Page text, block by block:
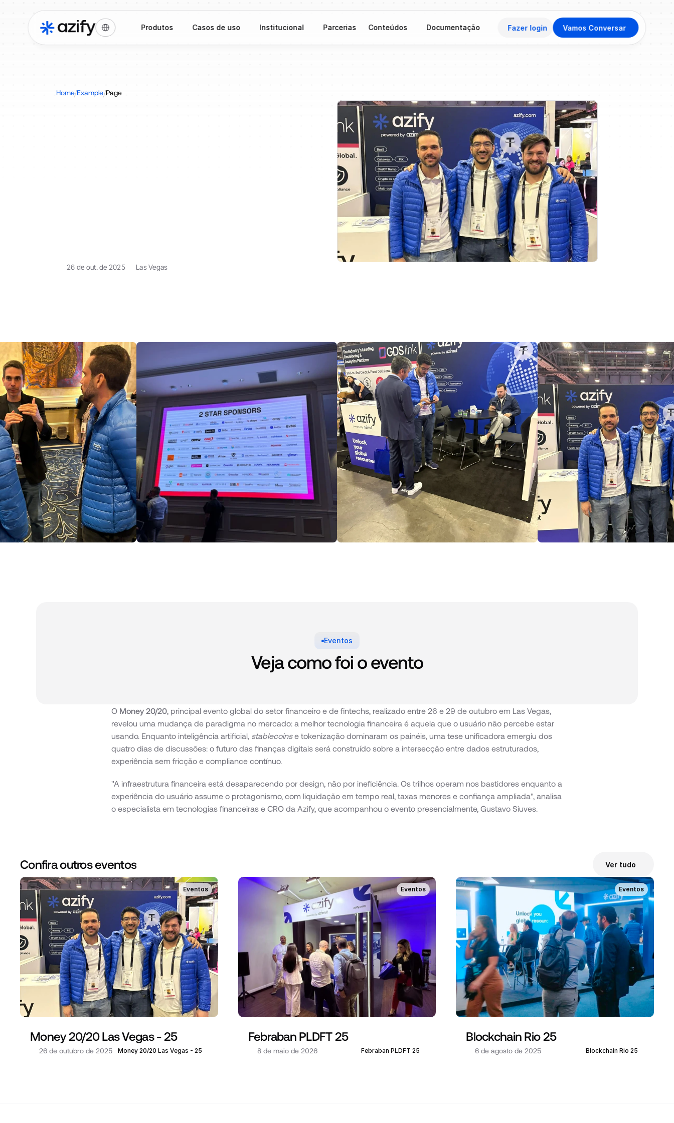
Select Language
Produtos Casos de uso Institucional Conteúdos
Parcerias Documentação Fazer login Vamos Conversar
Home/Example/Page
26 de out. de 2025 Las Vegas
Eventos
Veja como foi o evento
O Money 20/20, principal evento global do setor financeiro e de fintechs, realizado entre 26 e 29 de outubro em Las Vegas,
revelou uma mudança de paradigma no mercado: a melhor tecnologia financeira é aquela que o usuário não percebe estar
usando. Enquanto inteligência artificial, stablecoins e tokenização dominaram os painéis, uma tese unificadora emergiu dos
quatro dias de discussões: o futuro das finanças digitais será construído sobre a intersecção entre dados estruturados,
experiência sem fricção e compliance contínuo.
"A infraestrutura financeira está desaparecendo por design, não por ineficiência. Os trilhos operam nos bastidores enquanto a
experiência do usuário assume o protagonismo, com liquidação em tempo real, taxas menores e confiança ampliada", analisa
o especialista em tecnologias financeiras e CRO da Azify, que acompanhou o evento presencialmente, Gustavo Siuves.
Confira outros eventos Ver tudo
Eventos
Money 20/20 Las Vegas - 25
26 de outubro de 2025 Money 20/20 Las Vegas - 25
Eventos
Febraban PLDFT 25
8 de maio de 2026 Febraban PLDFT 25
Eventos
Blockchain Rio 25
6 de agosto de 2025 Blockchain Rio 25